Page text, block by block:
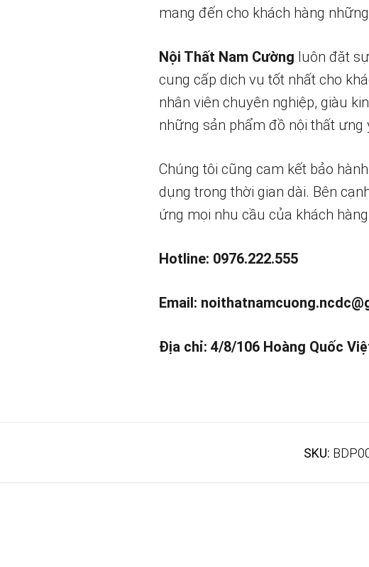
mang đến cho khách hàng
Nội Thất Nam Cường luôn đặt
cung cấp dịch vụ tốt nhất cho
nhân viên chuyên nghiệp, giàu
những sản phẩm đồ nội thất ưng
Chúng tôi cũng cam kết bảo
dụng trong thời gian dài. Bên
ứng mọi nhu cầu của khách
Hotline: 0976.222.555
Email:
Địa chỉ: 4/8/106 Hoàng Quốc
SKU: